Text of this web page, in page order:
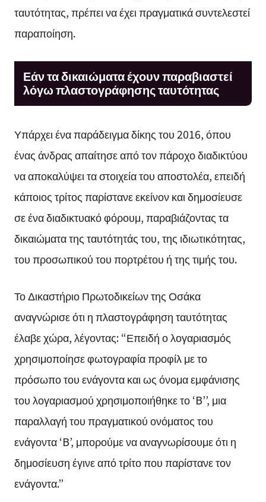
ταυτότητας, πρέπει να έχει πραγματικά συντελεστεί
παραποίηση.
Εάν τα δικαιώματα έχουν παραβιαστεί
λόγω πλαστογράφησης ταυτότητας
Υπάρχει ένα παράδειγμα δίκης του 2016, όπου
ένας άνδρας απαίτησε από τον πάροχο διαδικτύου
να αποκαλύψει τα στοιχεία του αποστολέα, επειδή
κάποιος τρίτος παρίστανε εκείνον και δημοσίευσε
σε ένα διαδικτυακό φόρουμ, παραβιάζοντας τα
δικαιώματα της ταυτότητάς του, της ιδιωτικότητας,
του προσωπικού του πορτρέτου ή της τιμής του.
Το Δικαστήριο Πρωτοδικείων της Οσάκα
αναγνώρισε ότι η πλαστογράφηση ταυτότητας
έλαβε χώρα, λέγοντας: “Επειδή ο λογαριασμός
χρησιμοποίησε φωτογραφία προφίλ με το
πρόσωπο του ενάγοντα και ως όνομα εμφάνισης
του λογαριασμού χρησιμοποιήθηκε το ‘B’’, μια
παραλλαγή του πραγματικού ονόματος του
ενάγοντα ‘B’, μπορούμε να αναγνωρίσουμε ότι η
δημοσίευση έγινε από τρίτο που παρίστανε τον
ενάγοντα.”